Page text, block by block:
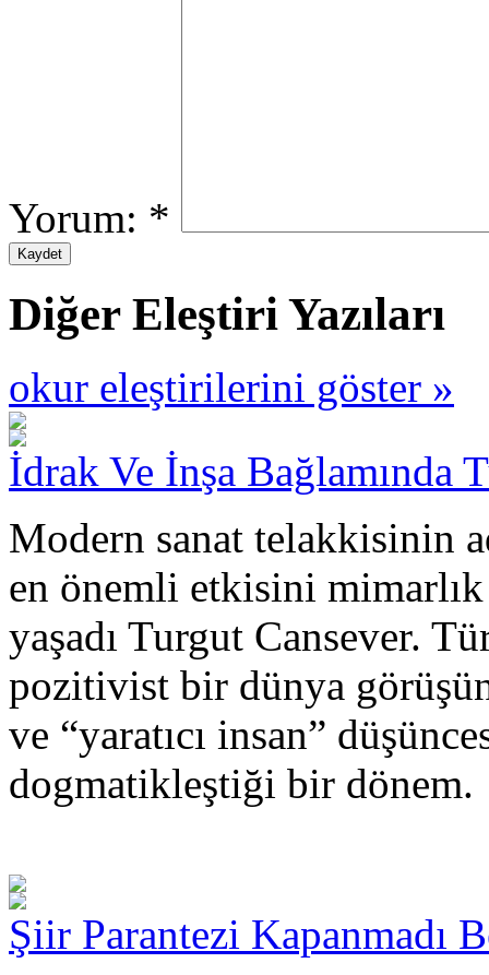
Yorum: *
Diğer Eleştiri Yazıları
okur eleştirilerini göster »
İdrak Ve İnşa Bağlamında
Modern sanat telakkisinin
en önemli etkisini
yaşadı Turgut Cansever.
pozitivist bir dünya
ve “yaratıcı insan”
dogmatikleştiği bir dönem.
Şiir Parantezi Kapanmadı